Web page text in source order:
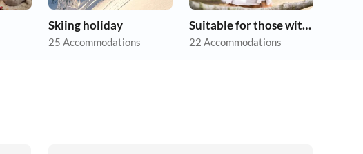
Skiing holiday
25 Accommodations
Suitable for those with allergies
22 Accommodations